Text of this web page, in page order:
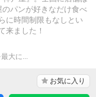
パンが好きなだけ食べ
に時間制限もなしとい
来ました！
大に...
お気に入り